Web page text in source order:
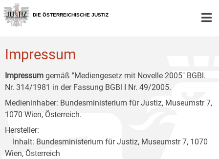
Zur
Hauptnavigation
[1]
Zum
Inhalt
[2]
Zum
Untermenü
[3]
DIE ÖSTERREICHISCHE JUSTIZ
Impressum
Impressum gemäß "Mediengesetz mit Novelle 2005" BGBl.
Nr. 314/1981 in der Fassung BGBl I Nr. 49/2005.
Medieninhaber: Bundesministerium für Justiz, Museumstr 7,
1070 Wien, Österreich.
Hersteller:
Inhalt: Bundesministerium für Justiz, Museumstr 7, 1070
Wien, Österreich